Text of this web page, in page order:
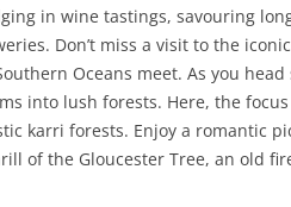
in wine tastings, savouring
Don’t miss a visit to the
Oceans meet. As you
into lush forests. Here, the focus
karri forests. Enjoy a romantic
of the Gloucester Tree, an old